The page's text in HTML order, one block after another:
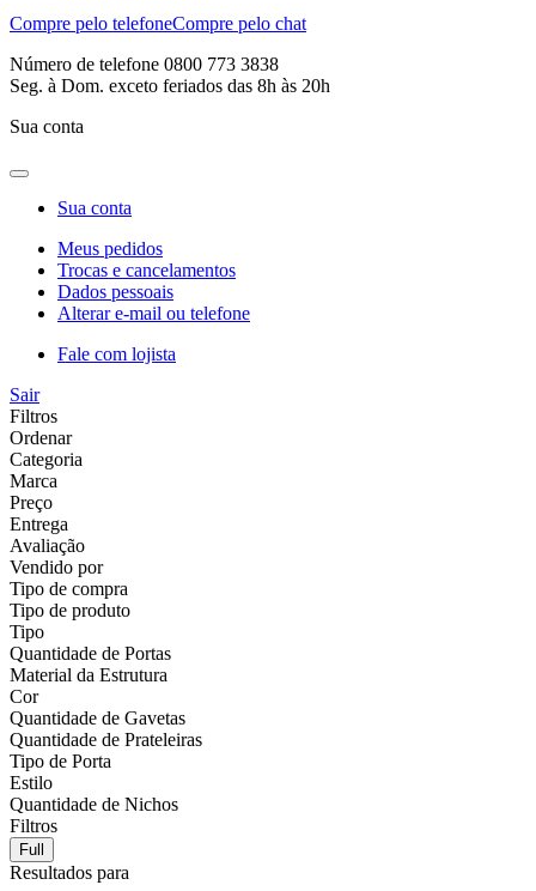
Compre pelo telefoneCompre pelo chat
Número de telefone 0800 773 3838
Seg. à Dom. exceto feriados das 8h às 20h
Sua conta
Sua conta
Meus pedidos
Trocas e cancelamentos
Dados pessoais
Alterar e-mail ou telefone
Fale com lojista
Sair
Filtros
Ordenar
Categoria
Marca
Preço
Entrega
Avaliação
Vendido por
Tipo de compra
Tipo de produto
Tipo
Quantidade de Portas
Material da Estrutura
Cor
Quantidade de Gavetas
Quantidade de Prateleiras
Tipo de Porta
Estilo
Quantidade de Nichos
Filtros
Full
Resultados para